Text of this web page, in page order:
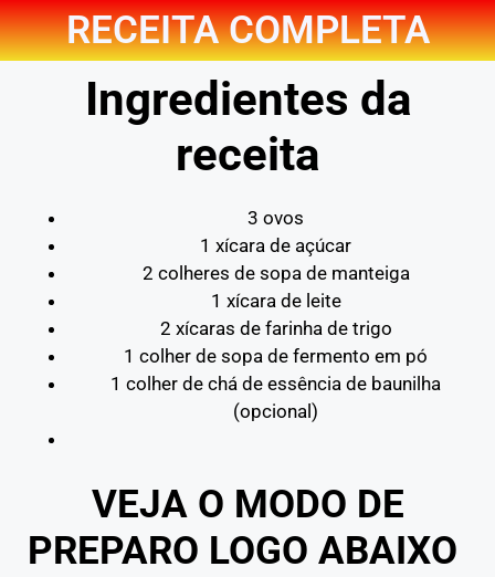
RECEITA COMPLETA
Ingredientes da
receita
3 ovos
1 xícara de açúcar
2 colheres de sopa de manteiga
1 xícara de leite
2 xícaras de farinha de trigo
1 colher de sopa de fermento em pó
1 colher de chá de essência de baunilha
(opcional)
VEJA O MODO DE
PREPARO LOGO ABAIXO